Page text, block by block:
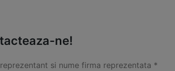
ne!
si nume firma reprezentata *